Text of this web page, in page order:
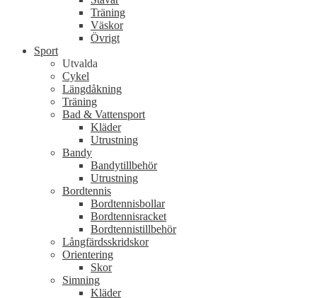
Träning
Väskor
Övrigt
Sport
Utvalda
Cykel
Längdåkning
Träning
Bad & Vattensport
Kläder
Utrustning
Bandy
Bandytillbehör
Utrustning
Bordtennis
Bordtennisbollar
Bordtennisracket
Bordtennistillbehör
Långfärdsskridskor
Orientering
Skor
Simning
Kläder